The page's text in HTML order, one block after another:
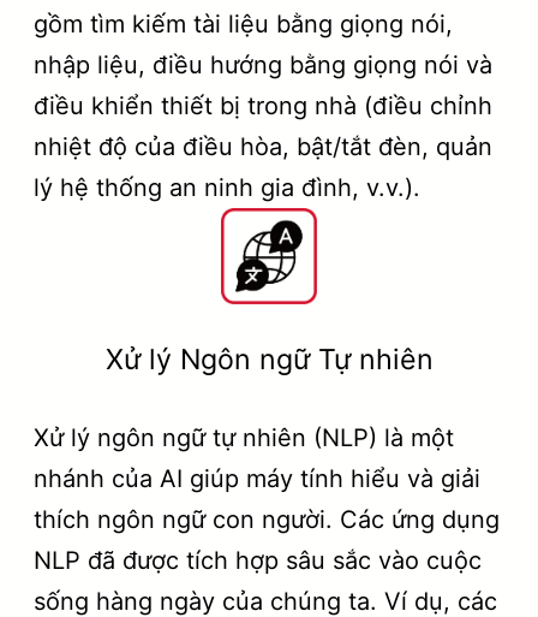
gồm tìm kiếm tài liệu bằng giọng nói,
nhập liệu, điều hướng bằng giọng nói và
điều khiển thiết bị trong nhà (điều chỉnh
nhiệt độ của điều hòa, bật/tắt đèn, quản
lý hệ thống an ninh gia đình, v.v.).
Xử lý Ngôn ngữ Tự nhiên
Xử lý ngôn ngữ tự nhiên (NLP) là một
nhánh của AI giúp máy tính hiểu và giải
thích ngôn ngữ con người. Các ứng dụng
NLP đã được tích hợp sâu sắc vào cuộc
sống hàng ngày của chúng ta. Ví dụ, các